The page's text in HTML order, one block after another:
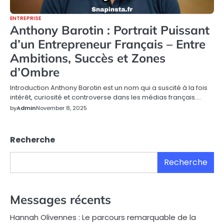
ENTREPRISE
Anthony Barotin : Portrait Puissant
d’un Entrepreneur Français – Entre
Ambitions, Succès et Zones
d’Ombre
Introduction Anthony Barotin est un nom qui a suscité à la fois
intérêt, curiosité et controverse dans les médias français.…
byAdminNovember 8, 2025
Recherche
Recherche
Messages récents
Hannah Olivennes : Le parcours remarquable de la